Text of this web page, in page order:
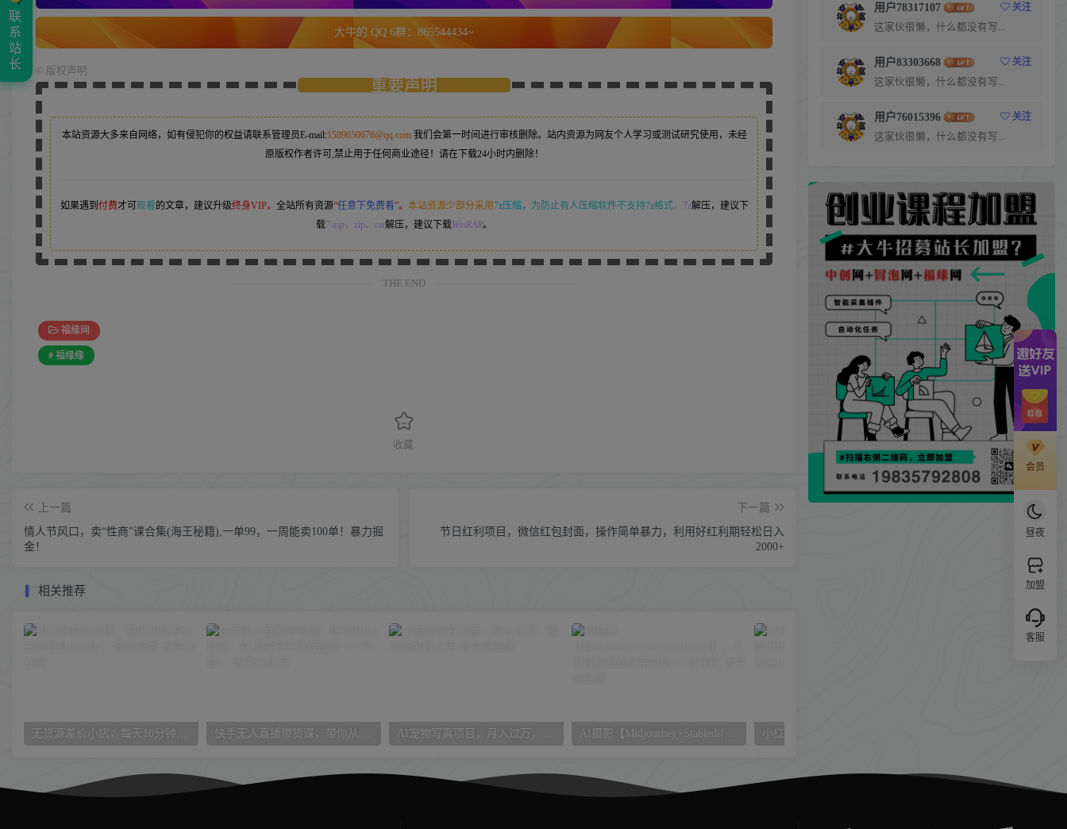
会员
昼夜
加盟
客服
大牛的 QQ 6群：865544434~
版权声明
重要声明
本站资源大多来自网络，如有侵犯你的权益请联系管理员E-mail:1589650676@qq.com 我们会第一时间进行审核删除。站内资源为网友个人学习或测试研究使用，未经
原版权作者许可,禁止用于任何商业途径！请在下载24小时内删除！
如果遇到 付费才可观看的文章，建议升级终身VIP。 全站所有资源“任意下免费看”。 本站资源少部分采用7z压缩， 为防止有人压缩软件不支持7z格式，7z解压，建议下
载7-zip，zip、rar解压，建议下载WinRAR。
THE END
福缘网
# 福缘缘
收藏
上一篇
情人节风口，卖“性商”课合集(海王秘籍),一单99，一周能卖100单！暴力掘
金！
下一篇
节日红利项目，微信红包封面，操作简单暴力，利用好红利期轻松日入
2000+
相关推荐
用户78317107
关注
这家伙很懒，什么都没有写...
用户83303668
关注
这家伙很懒，什么都没有写...
用户76015396
关注
这家伙很懒，什么都没有写...
联
系
站
长